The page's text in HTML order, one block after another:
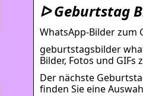
ᐅ Geburtstag
WhatsApp-Bilder zum
geburtstagsbilder
Bilder, Fotos und GIFs
Der nächste
finden Sie eine